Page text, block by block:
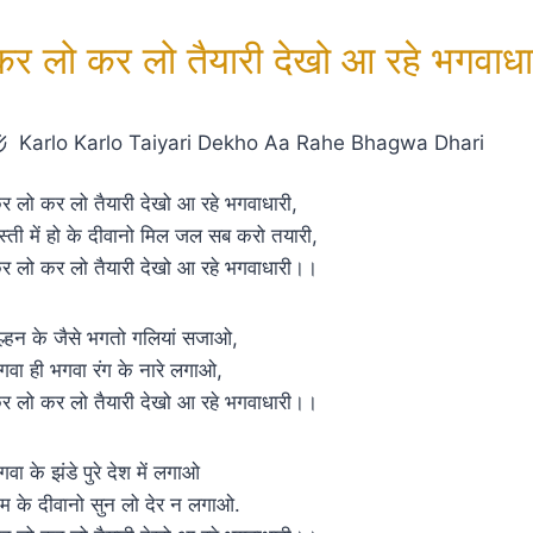
लो कर लो तैयारी देखो आ रहे
Karlo Karlo Taiyari Dekho Aa Rahe Bhagwa Dhari
लो कर लो तैयारी देखो आ रहे भगवाधारी,
में हो के दीवानो मिल जल सब करो तयारी,
लो कर लो तैयारी देखो आ रहे भगवाधारी।।
के जैसे भगतो गलियां सजाओ,
ही भगवा रंग के नारे लगाओ,
लो कर लो तैयारी देखो आ रहे भगवाधारी।।
के झंडे पुरे देश में लगाओ
के दीवानो सुन लो देर न लगाओ.